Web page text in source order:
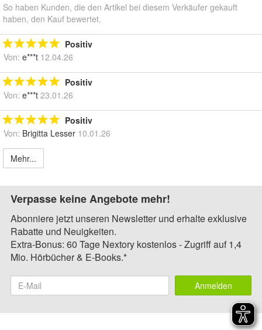
So haben Kunden, die den Artikel bei diesem Verkäufer gekauft
haben, den Kauf bewertet.
Positiv
Von: e***t 12.04.26
Positiv
Von: e***t 23.01.26
Positiv
Von: Brigitta Lesser 10.01.26
Mehr...
Verpasse keine Angebote mehr!
Abonniere jetzt unseren Newsletter und erhalte exklusive
Rabatte und Neuigkeiten.
Extra-Bonus: 60 Tage Nextory kostenlos - Zugriff auf 1,4
Mio. Hörbücher & E-Books.*
Anmelden